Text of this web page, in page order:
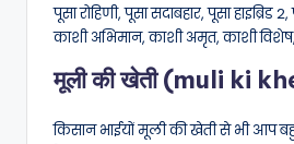
पूसा रोहिणी, पूसा सदाबहार, पूसा हाइब्रिड
काशी अभिमान, काशी अमृत, काशी
मूली की खेती (muli ki
किसान भाईयों मूली की खेती से भी आप